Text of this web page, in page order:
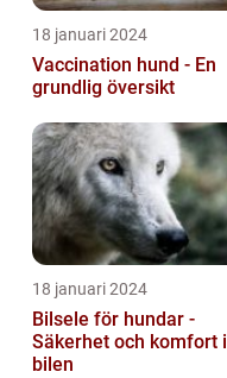
18 januari 2024
Vaccination hund - En
grundlig översikt
18 januari 2024
Bilsele för hundar -
Säkerhet och komfort i
bilen